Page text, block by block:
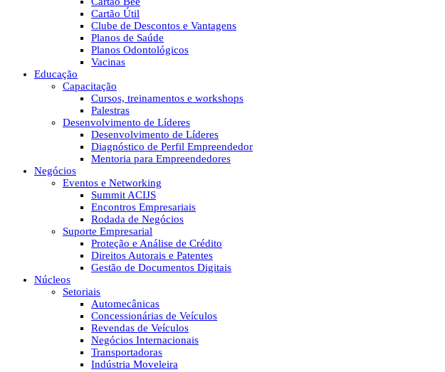
Cartão Útil
Clube de Descontos e Vantagens
Planos de Saúde
Planos Odontológicos
Vacinas
Educação
Capacitação
Cursos, treinamentos e workshops
Palestras
Desenvolvimento de Líderes
Desenvolvimento de Líderes
Diagnóstico de Perfil Empreendedor
Mentoria para Empreendedores
Negócios
Eventos e Networking
Summit ACIJS
Encontros Empresariais
Rodada de Negócios
Suporte Empresarial
Proteção e Análise de Crédito
Direitos Autorais e Patentes
Gestão de Documentos Digitais
Núcleos
Setoriais
Automecânicas
Concessionárias de Veículos
Revendas de Veículos
Negócios Internacionais
Transportadoras
Indústria Moveleira